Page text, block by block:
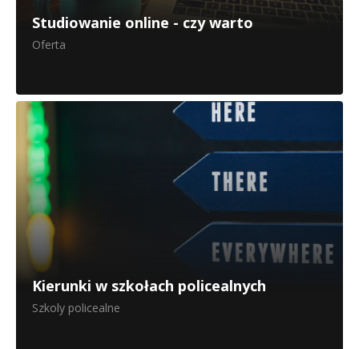
Studiowanie online - czy warto
Oferta
Kierunki w szkołach policealnych
Szkoly policealne